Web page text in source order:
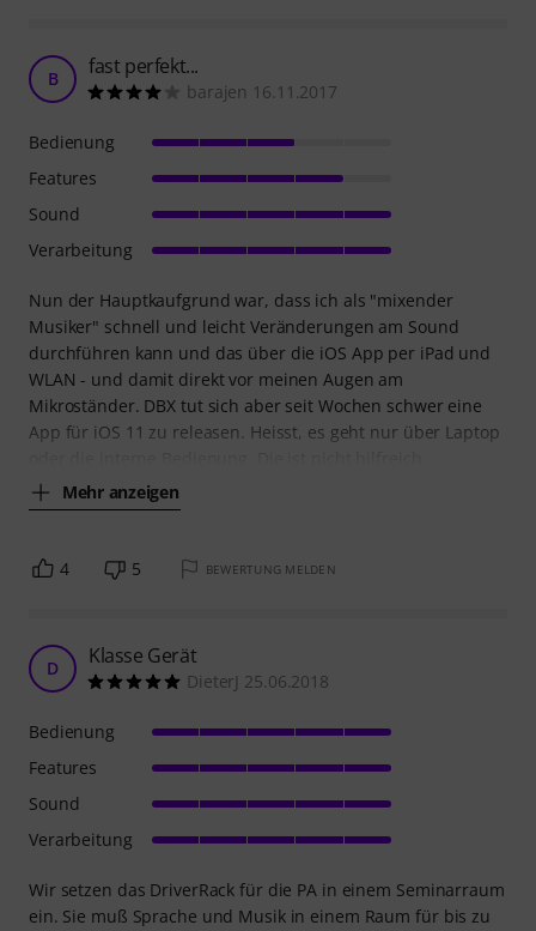
B fast perfekt...
barajen 16.11.2017
Nun der Hauptkaufgrund war, dass ich als "mixender
Musiker" schnell und leicht Veränderungen am Sound
durchführen kann und das über die iOS App per iPad und
WLAN - und damit direkt vor meinen Augen am
Mikroständer. DBX tut sich aber seit Wochen schwer eine
App für iOS 11 zu releasen. Heisst, es geht nur über Laptop
Mehr anzeigen
Bedienung
Features
Sound
Verarbeitung
4 5 BEWERTUNG MELDEN
D Klasse Gerät
DieterJ 25.06.2018
Wir setzen das DriverRack für die PA in einem Seminarraum
ein. Sie muß Sprache und Musik in einem Raum für bis zu
Bedienung
Features
Sound
Verarbeitung